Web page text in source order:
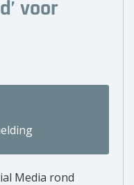
voor
Media rond